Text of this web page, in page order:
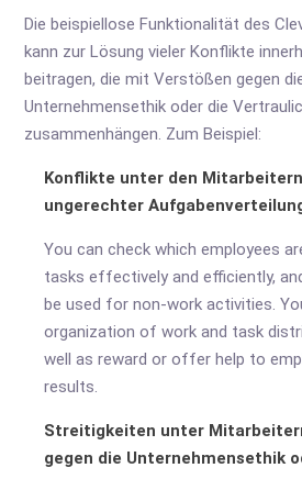
Die beispiellose Funktionalität des
kann zur Lösung vieler Konflikte
beitragen, die mit Verstößen gegen
Unternehmensethik oder die
zusammenhängen. Zum Beispiel:
Konflikte unter den
ungerechter
You can check which employees
tasks effectively and efficiently,
be used for non-work activities.
organization of work and task
well as reward or offer help to
results.
Streitigkeiten unter
gegen die Unternehmensethik